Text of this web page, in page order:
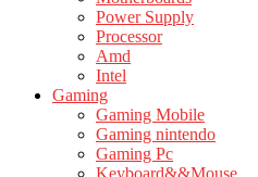
Power Supply
Processor
Amd
Intel
Gaming
Gaming Mobile
Gaming nintendo
Gaming Pc
Keyboard&&Mouse